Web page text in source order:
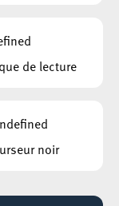
de lecture
noir